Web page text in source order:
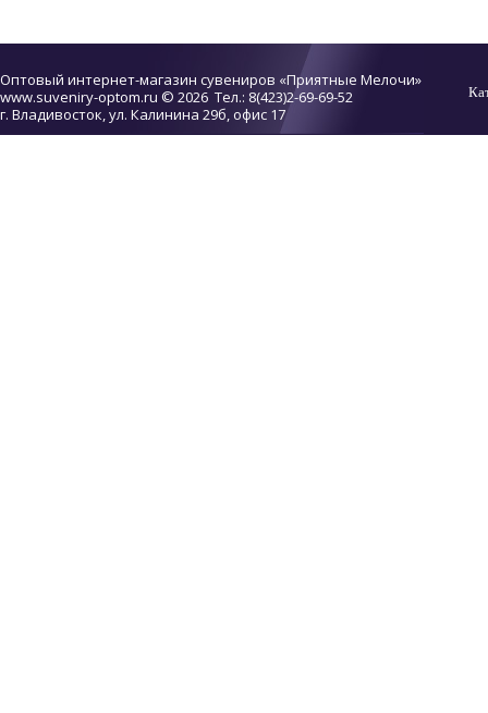
Оптовый интернет-магазин сувениров «Приятные Мелочи»
www.suveniry-optom.ru © 2026 Тел.: 8(423)2-69-69-52
г. Владивосток, ул. Калинина 29б, офис 17